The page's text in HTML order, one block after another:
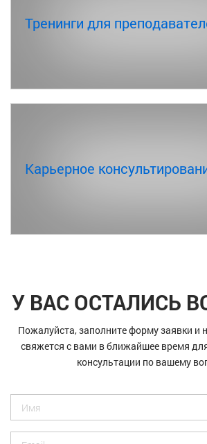
Тренинги для
Карьерное
У ВАС ОСТАЛИСЬ
Пожалуйста, заполните форму заявки и
свяжется с вами в ближайшее время
консультации по вашему